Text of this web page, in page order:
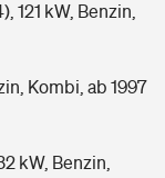
121 kW, Benzin,
Kombi, ab 1997
kW, Benzin,